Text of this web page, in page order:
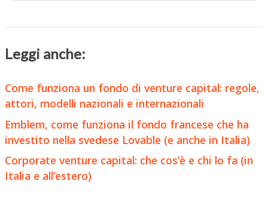
Leggi anche:
Come funziona un fondo di venture capital: regole,
attori, modelli nazionali e internazionali
Emblem, come funziona il fondo francese che ha
investito nella svedese Lovable (e anche in Italia)
Corporate venture capital: che cos’è e chi lo fa (in
Italia e all’estero)